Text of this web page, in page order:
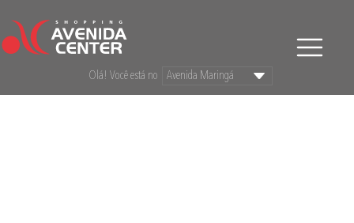
Olá! Você está no